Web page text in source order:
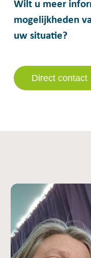
Wilt u meer
mogelijkheden
uw situatie?
Direct contact